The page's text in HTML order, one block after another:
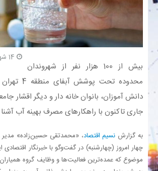
بیمه و بورس
بانک
انرژی
خانه
بیش از 100 هزار نفر از شهروندان
محدوده تحت
دانش آموزان، بانوان خانه دار و دیگر اقشار
جاری تاکنون با راهکارهای مصرف بهینه آب
به گزارش نسیم اقتصاد، «محمدتقی حسین‌زاده» مدیر
چهار امروز (چهارشنبه) در گفت‌وگو با خبرنگار اقتصادی
موضوع که عمده‌ترین فعالیت‌ها و وظایف گروه